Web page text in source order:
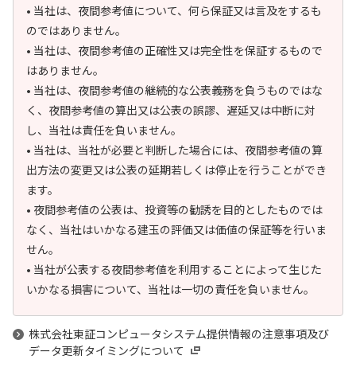
• 当社は、夜間参考値について、何ら保証又は言及をするも
のではありません。
• 当社は、夜間参考値の正確性又は完全性を保証するもので
はありません。
• 当社は、夜間参考値の継続的な公表義務を負うものではな
く、夜間参考値の算出又は公表の誤謬、遅延又は中断に対
し、当社は責任を負いません。
• 当社は、当社が必要と判断した場合には、夜間参考値の算
出方法の変更又は公表の延期若しくは停止を行うことができ
ます。
• 夜間参考値の公表は、投資等の勧誘を目的としたものでは
なく、当社はいかなる建玉の評価又は価値の保証等を行いま
せん。
• 当社が公表する夜間参考値を利用することによって生じた
いかなる損害について、当社は一切の責任を負いません。
株式会社東証コンピュータシステム提供情報の注意事項及び
データ更新タイミングについて